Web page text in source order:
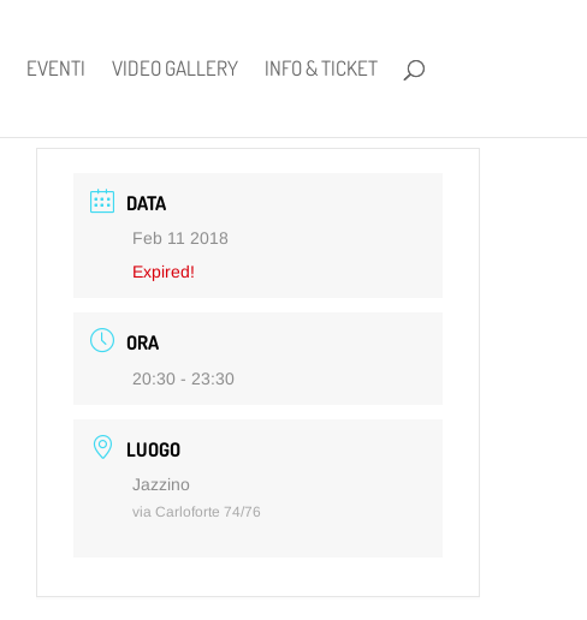
EVENTI VIDEO GALLERY INFO & TICKET
DATA
Feb 11 2018
Expired!
ORA
20:30 - 23:30
LUOGO
Jazzino
via Carloforte 74/76